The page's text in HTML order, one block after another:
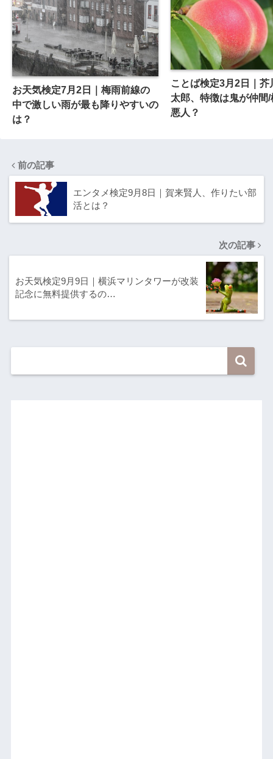
お天気検定7月2日｜梅雨前線の
中で激しい雨が最も降りやすいの
は？
ことば検定3月2日｜芥
太郎、特徴は鬼が仲間
悪人？
前の記事
エンタメ検定9月8日｜賀来賢人、作りたい部
活とは？
次の記事
お天気検定9月9日｜横浜マリンタワーが改装
記念に無料提供するの…